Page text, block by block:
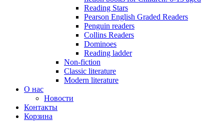
Reading Stars
Pearson English Graded Readers
Penguin readers
Collins Readers
Dominoes
Reading ladder
Non-fiction
Classic literature
Modern literature
О нас
Новости
Контакты
Корзина